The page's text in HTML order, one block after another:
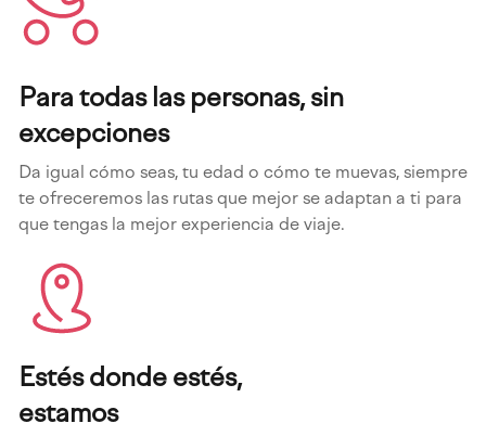
Para todas las personas, sin
excepciones
Da igual cómo seas, tu edad o cómo te muevas, siempre
te ofreceremos las rutas que mejor se adaptan a ti para
que tengas la mejor experiencia de viaje.
Estés donde estés,
estamos